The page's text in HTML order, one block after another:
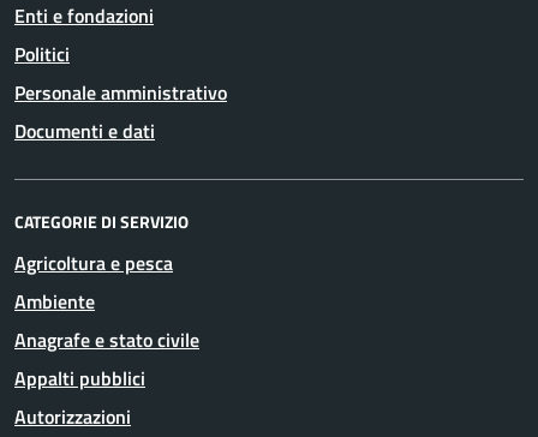
Enti e fondazioni
Politici
Personale amministrativo
Documenti e dati
CATEGORIE DI SERVIZIO
Agricoltura e pesca
Ambiente
Anagrafe e stato civile
Appalti pubblici
Autorizzazioni